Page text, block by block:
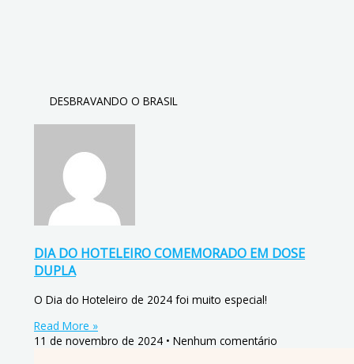
DESBRAVANDO O BRASIL
DIA DO HOTELEIRO COMEMORADO EM DOSE
DUPLA
O Dia do Hoteleiro de 2024 foi muito especial!
Read More »
11 de novembro de 2024
Nenhum comentário